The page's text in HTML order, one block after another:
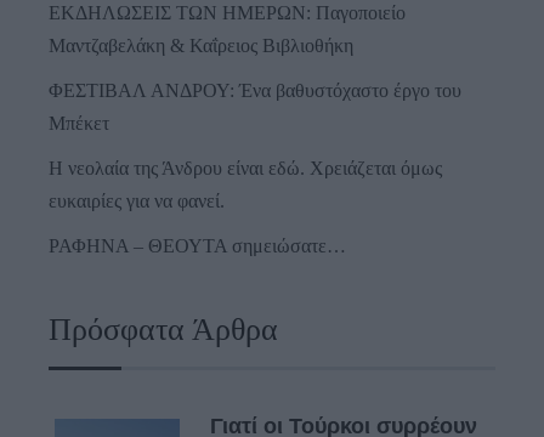
ΕΚΔΗΛΩΣΕΙΣ ΤΩΝ ΗΜΕΡΩΝ: Παγοποιείο
Μαντζαβελάκη & Καΐρειος Βιβλιοθήκη
ΦΕΣΤΙΒΑΛ ΑΝΔΡΟΥ: Ένα βαθυστόχαστο έργο του
Μπέκετ
Η νεολαία της Άνδρου είναι εδώ. Χρειάζεται όμως
ευκαιρίες για να φανεί.
ΡΑΦΗΝΑ – ΘΕΟΥΤΑ σημειώσατε…
Πρόσφατα Άρθρα
Γιατί οι Τούρκοι συρρέουν